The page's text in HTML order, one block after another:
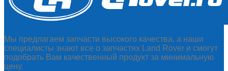
Мы предлагаем запчасти высокого качества, а наши
специалисты знают все о запчастях Land Rover и смогут
подобрать Вам качественный продукт за минимальную
цену.